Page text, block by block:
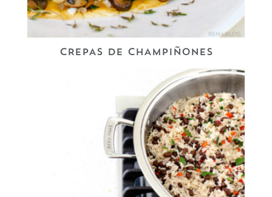
CREPAS DE CHAMPIÑONES